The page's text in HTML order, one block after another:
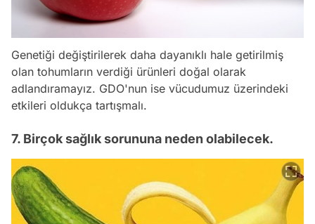
Genetiği değiştirilerek daha dayanıklı hale getirilmiş
olan tohumların verdiği ürünleri doğal olarak
adlandıramayız. GDO'nun ise vücudumuz üzerindeki
etkileri oldukça tartışmalı.
7. Birçok sağlık sorununa neden olabilecek.